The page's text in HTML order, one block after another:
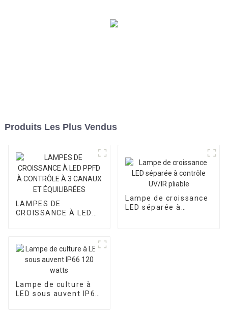
Produits Les Plus Vendus
LAMPES DE
CROISSANCE À LED
Lampe de croissance
LED séparée à
Lampe de culture à
LED sous auvent IP66